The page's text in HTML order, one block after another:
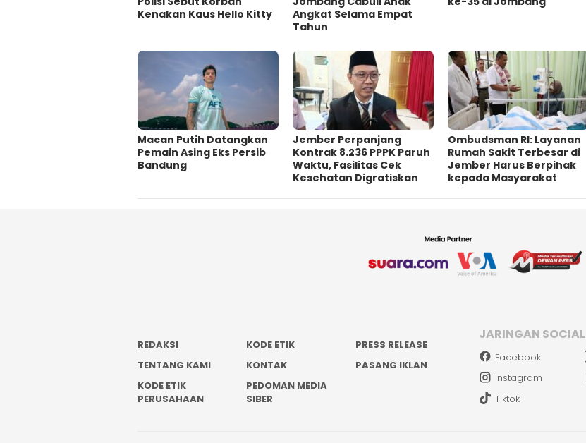
Kenakan Kaus Hello Kitty
Angkat Selama Empat
Tahun
Macan Putih Datangkan
Pemain Asing Eks Persib
Bandung
Jember Perpanjang
Kontrak 8.236 PPPK Paruh
Waktu, Fasilitas Cek
Kesehatan Digratiskan
Ombudsman RI: Layanan
Rumah Sakit Terbesar di
Jember Harus Berpihak
kepada Masyarakat
REDAKSI KODE ETIK
PRESS RELEASE
TENTANG KAMI
KONTAK
PASANG IKLAN
KODE ETIK
PERUSAHAAN
PEDOMAN MEDIA
SIBER
JARINGAN SOCIAL
Facebook
Instagram
Tiktok